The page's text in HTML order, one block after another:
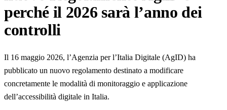
perché il 2026 sarà l’anno dei
controlli
Il 16 maggio 2026, l’Agenzia per l’Italia Digitale (AgID) ha
pubblicato un nuovo regolamento destinato a modificare
concretamente le modalità di monitoraggio e applicazione
dell’accessibilità digitale in Italia.